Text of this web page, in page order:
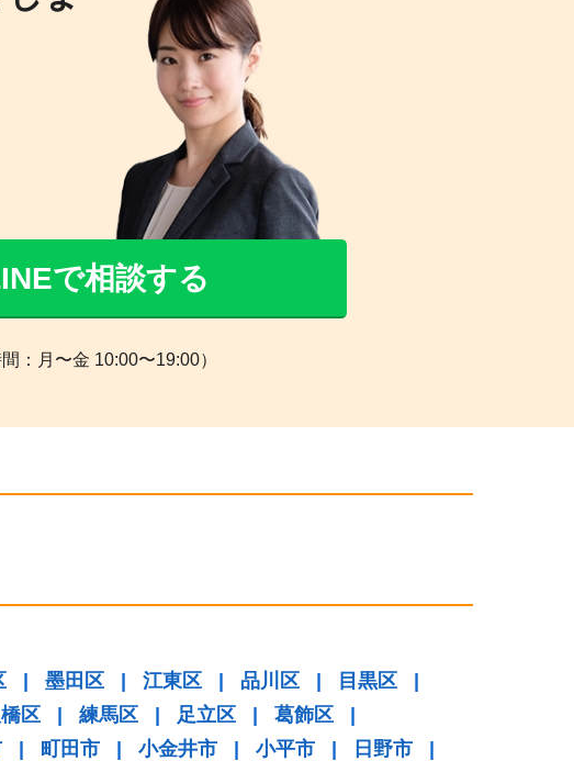
で相談する
間：月〜金 10:00〜19:00）
| 墨田区 | 江東区 | 品川区 | 目黒区
|
区 | 練馬区 | 足立区 | 葛飾区
|
| 町田市 | 小金井市 | 小平市 | 日野市
|